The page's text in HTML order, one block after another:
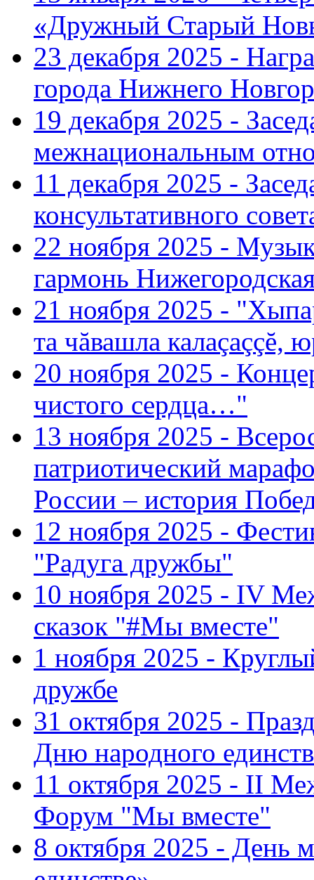
«Дружный Старый
23 декабря 2025 -
города Нижнего
19 декабря 2025 -
межнациональным
11 декабря 2025 -
консультативного
22 ноября 2025 -
гармонь
21 ноября 2025 -
та чăвашла калаçаççĕ,
20 ноября 2025 -
чистого сердца…"
13 ноября 2025 -
патриотический
России – история
12 ноября 2025 -
"Радуга дружбы"
10 ноября 2025 - IV
сказок "#Мы вместе"
1 ноября 2025 -
дружбе
31 октября 2025 -
Дню народного
11 октября 2025 - II
Форум "Мы вместе"
8 октября 2025 - День